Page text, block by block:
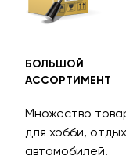
БОЛЬШОЙ
АССОРТИМЕНТ
Множество
для хобби,
автомобилей.